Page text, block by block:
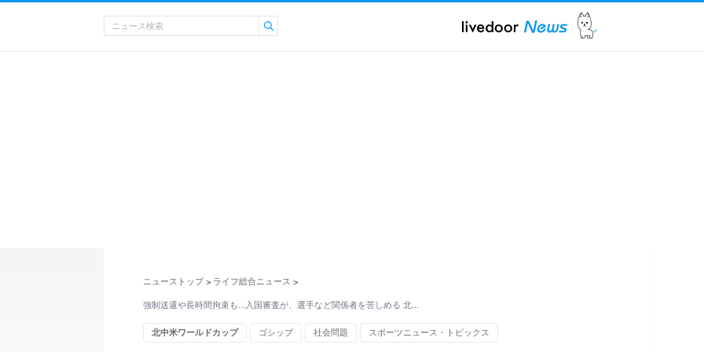
ニューストップ > ライフ総合ニュース >
強制送還や長時間拘束も…入国審査が、選手など関係者を苦しめる 北…
北中米ワールドカップ ゴシップ 社会問題 スポーツニュース・トピックス